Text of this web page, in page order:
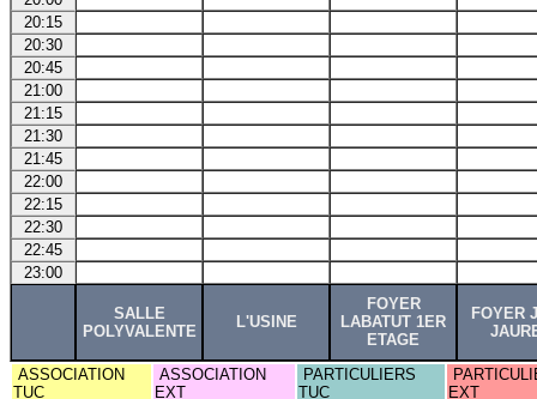
20:15
20:30
20:45
21:00
21:15
21:30
21:45
22:00
22:15
22:30
22:45
23:00
SALLE
POLYVALENTE
L'USINE
FOYER
LABATUT 1ER
ETAGE
FOYER
ASSOCIATION
TUC
ASSOCIATION
EXT
PARTICULIERS
TUC
EXT